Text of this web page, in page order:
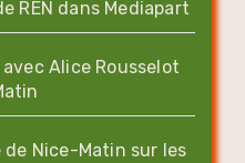
REN dans Mediapart
Alice Rousselot
de Nice-Matin sur les